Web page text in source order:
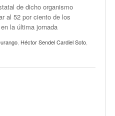
La de dicho organismo
al 52 por ciento de los
la última jornada
Héctor Sendel Cardiel Soto